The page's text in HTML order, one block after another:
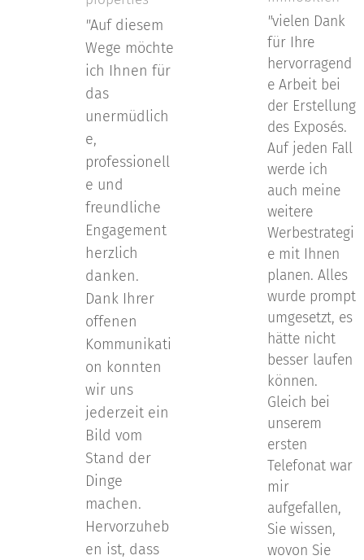
"Auf diesem
Wege möchte
ich Ihnen für
das
unermüdlich
e,
professionell
e und
freundliche
Engagement
herzlich
danken.
Dank Ihrer
offenen
Kommunikati
on konnten
wir uns
jederzeit ein
Bild vom
Stand der
Dinge
machen.
Hervorzuheb
en ist, dass
"vielen Dank
für Ihre
hervorragend
e Arbeit bei
der Erstellung
des Exposés.
Auf jeden Fall
werde ich
auch meine
weitere
Werbestrategi
e mit Ihnen
planen. Alles
wurde prompt
umgesetzt, es
hätte nicht
besser laufen
können.
Gleich bei
unserem
ersten
Telefonat war
mir
aufgefallen,
Sie wissen,
wovon Sie